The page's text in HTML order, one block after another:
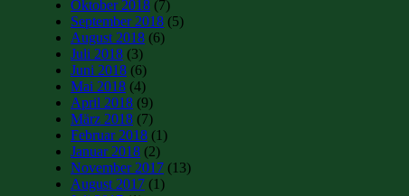
Oktober 2018 (7)
September 2018 (5)
August 2018 (6)
Juli 2018 (3)
Juni 2018 (6)
Mai 2018 (4)
April 2018 (9)
März 2018 (7)
Februar 2018 (1)
Januar 2018 (2)
November 2017 (13)
August 2017 (1)